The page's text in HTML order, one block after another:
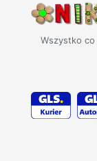
Wszystko